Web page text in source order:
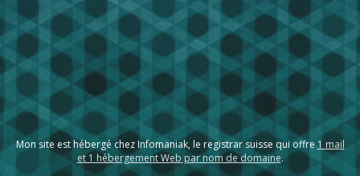
Mon site est hébergé chez Infomaniak, le registrar suisse qui offre 1 mail
et 1 hébergement Web par nom de domaine.